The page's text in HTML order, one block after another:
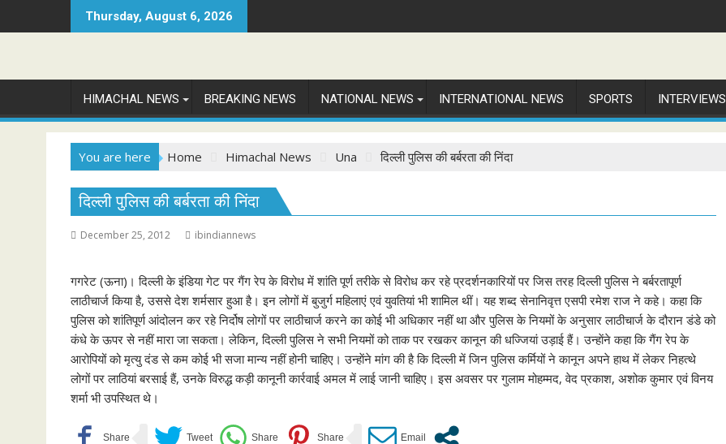
to
Thursday, August 6, 2026
HIMACHAL NEWS BREAKING NEWS NATIONAL NEWS INTERNATIONAL NEWS SPORTS INTERVIEWS
You are here Home Himachal News Una दिल्ली पुलिस की बर्बरता की निंदा
दिल्ली पुलिस की बर्बरता की निंदा
December 25, 2012 ibindiannews
गगरेट (ऊना)। दिल्ली के इंडिया गेट पर गैंग रेप के विरोध में शांति पूर्ण तरीके से विरोध कर रहे प्रदर्शनकारियों पर जिस तरह दिल्ली पुलिस ने बर्बरतापूर्ण
लाठीचार्ज किया है, उससे देश शर्मसार हुआ है। इन लोगों में बुजुर्ग महिलाएं एवं युवतियां भी शामिल थीं। यह शब्द सेनानिवृत्त एसपी रमेश राज ने कहे। कहा कि
पुलिस को शांतिपूर्ण आंदोलन कर रहे निर्दोष लोगों पर लाठीचार्ज करने का कोई भी अधिकार नहीं था और पुलिस के नियमों के अनुसार लाठीचार्ज के दौरान डंडे को
कंधे के ऊपर से नहीं मारा जा सकता। लेकिन, दिल्ली पुलिस ने सभी नियमों को ताक पर रखकर कानून की धज्जियां उड़ाई हैं। उन्हाेंने कहा कि गैंग रेप के
आरोपियों को मृत्यु दंड से कम कोई भी सजा मान्य नहीं होनी चाहिए। उन्हाेंने मांग की है कि दिल्ली में जिन पुलिस कर्मियों ने कानून अपने हाथ में लेकर निहत्थे
लोगों पर लाठियां बरसाई हैं, उनके विरुद्ध कड़ी कानूनी कार्रवाई अमल में लाई जानी चाहिए। इस अवसर पर गुलाम मोहम्मद, वेद प्रकाश, अशोक कुमार एवं विनय
शर्मा भी उपस्थित थे।